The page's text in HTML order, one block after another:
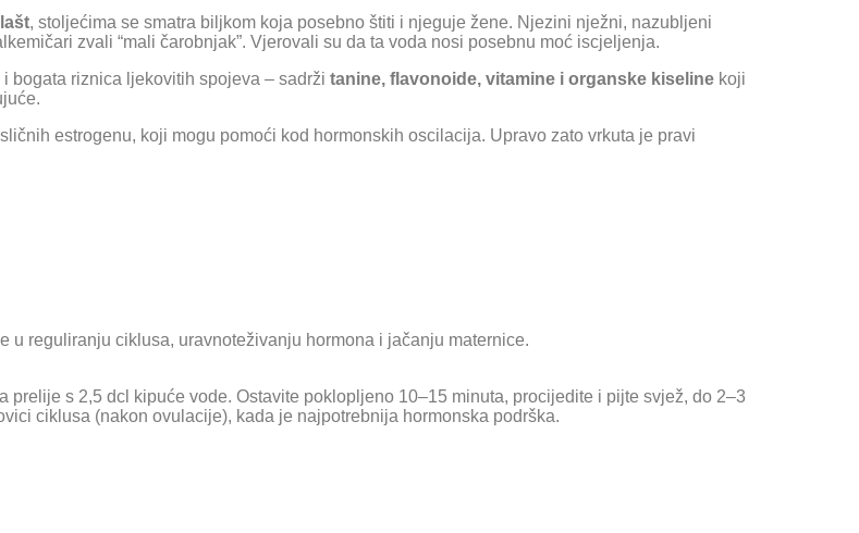
, stoljećima se smatra biljkom koja posebno štiti i njeguje žene. Njezini nježni, nazubljeni
zvali “mali čarobnjak”. Vjerovali su da ta voda nosi posebnu moć iscjeljenja.
bogata riznica ljekovitih spojeva – sadrži tanine, flavonoide, vitamine i organske kiseline koji
estrogenu, koji mogu pomoći kod hormonskih oscilacija. Upravo zato vrkuta je pravi
reguliranju ciklusa, uravnoteživanju hormona i jačanju maternice.
s 2,5 dcl kipuće vode. Ostavite poklopljeno 10–15 minuta, procijedite i pijte svjež, do 2–3
ciklusa (nakon ovulacije), kada je najpotrebnija hormonska podrška.